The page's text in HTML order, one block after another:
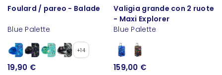
Foulard / pareo - Balade
Blue Palette
+14
19,90 €
Valigia grande con 2 ruote
- Maxi Explorer
Blue Palette
159,00 €